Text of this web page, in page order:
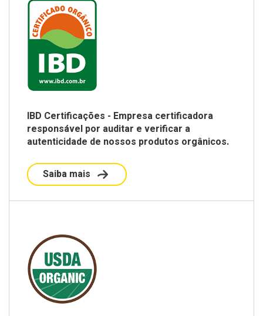
IBD Certificações - Empresa certificadora
responsável por auditar e verificar a
autenticidade de nossos produtos orgânicos.
Saiba mais